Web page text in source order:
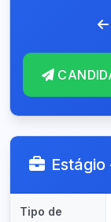
Estágio
Tipo de